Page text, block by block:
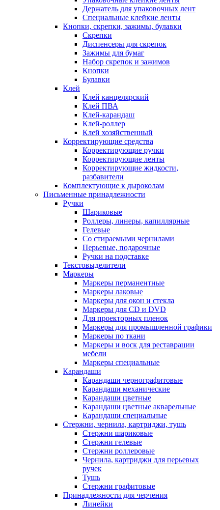
Держатель для упаковочных лент
Специальные клейкие ленты
Кнопки, скрепки, зажимы, булавки
Скрепки
Диспенсеры для скрепок
Зажимы для бумаг
Набор скрепок и зажимов
Кнопки
Булавки
Клей
Клей канцелярский
Клей ПВА
Клей-карандаш
Клей-роллер
Клей хозяйственный
Корректирующие средства
Корректирующие ручки
Корректирующие ленты
Корректирующие жидкости,
разбавители
Комплектующие к дыроколам
Письменные принадлежности
Ручки
Шариковые
Роллеры, линеры, капиллярные
Гелевые
Со стираемыми чернилами
Перьевые, подарочные
Ручки на подставке
Текстовыделители
Маркеры
Маркеры перманентные
Маркеры лаковые
Маркеры для окон и стекла
Маркеры для CD и DVD
Для проекторных пленок
Маркеры для промышленной графики
Маркеры по ткани
Маркеры и воск для реставрации
мебели
Маркеры специальные
Карандаши
Карандаши чернографитовые
Карандаши механические
Карандаши цветные
Карандаши цветные акварельные
Карандаши специальные
Стержни, чернила, картриджи, тушь
Стержни шариковые
Стержни гелевые
Стержни роллеровые
Чернила, картриджи для перьевых
ручек
Тушь
Стержни графитовые
Принадлежности для черчения
Линейки